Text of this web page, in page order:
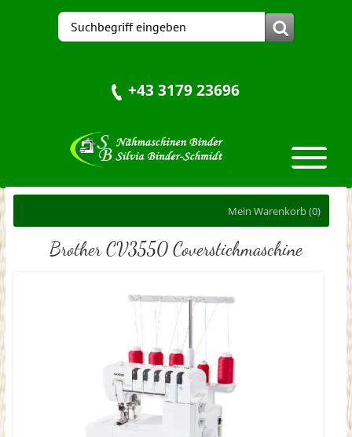
+43 3179 23696
Mein Warenkorb(0)
Brother CV3550 Coverstichmaschine